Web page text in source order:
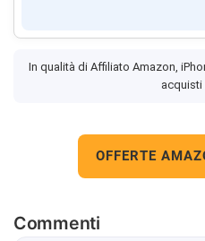
In qualità di Affiliato Amazon,
acquisti
OFFERTE
Commenti